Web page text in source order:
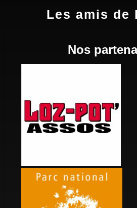
Les amis de
Nos